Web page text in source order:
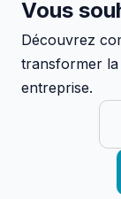
Vous
Découvrez
transformer la
entreprise.